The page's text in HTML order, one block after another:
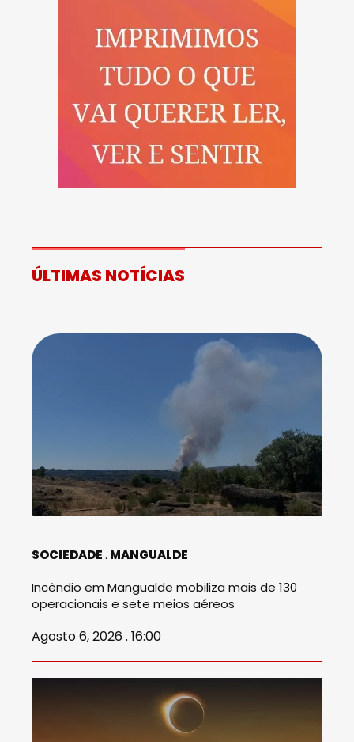
ÚLTIMAS NOTÍCIAS
SOCIEDADE MANGUALDE
Incêndio em Mangualde mobiliza mais de 130
operacionais e sete meios aéreos
Agosto 6, 2026 . 16:00